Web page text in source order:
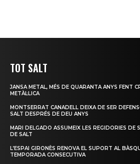
TOT SALT
JANSA METAL, MÉS DE QUARANTA ANYS FENT
METÀL·LICA
MONTSERRAT CANADELL DEIXA DE SER
SALT DESPRÉS DE DEU ANYS
MARI DELGADO ASSUMEIX LES REGIDORIES DE
DE SALT
L’ESPAI GIRONÈS RENOVA EL SUPORT AL
TEMPORADA CONSECUTIVA